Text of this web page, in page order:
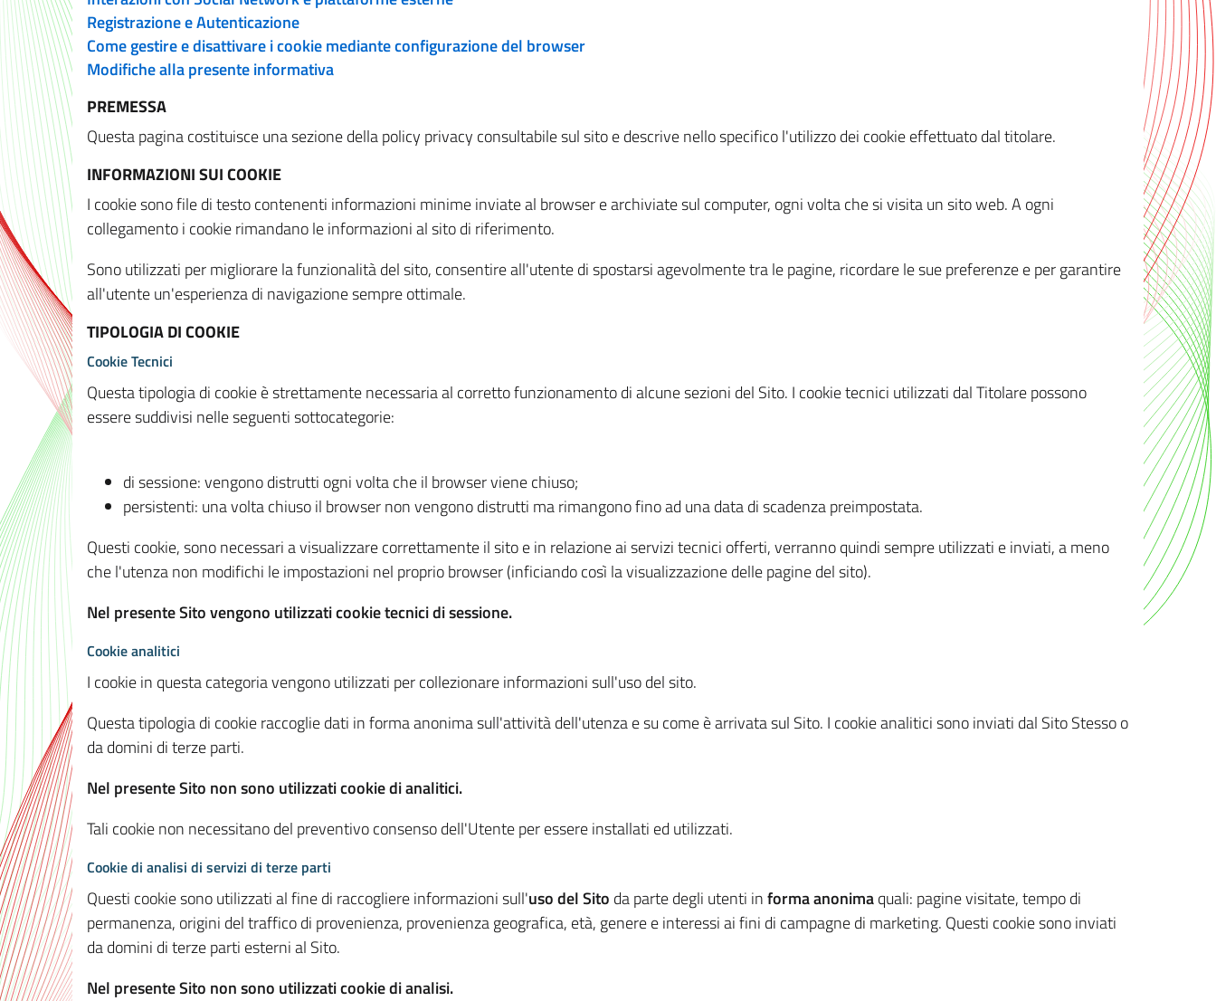
Registrazione e Autenticazione
Come gestire e disattivare i cookie mediante configurazione del browser
Modifiche alla presente informativa
PREMESSA
Questa pagina costituisce una sezione della policy privacy consultabile sul sito e descrive nello specifico l'utilizzo dei cookie effettuato dal titolare.
INFORMAZIONI SUI COOKIE
I cookie sono file di testo contenenti informazioni minime inviate al browser e archiviate sul computer, ogni volta che si visita un sito web. A ogni
collegamento i cookie rimandano le informazioni al sito di riferimento.
Sono utilizzati per migliorare la funzionalità del sito, consentire all'utente di spostarsi agevolmente tra le pagine, ricordare le sue preferenze e per garantire
all'utente un'esperienza di navigazione sempre ottimale.
TIPOLOGIA DI COOKIE
Cookie Tecnici
Questa tipologia di cookie è strettamente necessaria al corretto funzionamento di alcune sezioni del Sito. I cookie tecnici utilizzati dal Titolare possono
essere suddivisi nelle seguenti sottocategorie:
di sessione: vengono distrutti ogni volta che il browser viene chiuso;
persistenti: una volta chiuso il browser non vengono distrutti ma rimangono fino ad una data di scadenza preimpostata.
Questi cookie, sono necessari a visualizzare correttamente il sito e in relazione ai servizi tecnici offerti, verranno quindi sempre utilizzati e inviati, a meno
che l'utenza non modifichi le impostazioni nel proprio browser (inficiando così la visualizzazione delle pagine del sito).
Nel presente Sito vengono utilizzati cookie tecnici di sessione.
Cookie analitici
I cookie in questa categoria vengono utilizzati per collezionare informazioni sull'uso del sito.
Questa tipologia di cookie raccoglie dati in forma anonima sull'attività dell'utenza e su come è arrivata sul Sito. I cookie analitici sono inviati dal Sito Stesso o
da domini di terze parti.
Nel presente Sito non sono utilizzati cookie di analitici.
Tali cookie non necessitano del preventivo consenso dell'Utente per essere installati ed utilizzati.
Cookie di analisi di servizi di terze parti
Questi cookie sono utilizzati al fine di raccogliere informazioni sull'uso del Sito da parte degli utenti informa anonimaquali: pagine visitate, tempo di
permanenza, origini del traffico di provenienza, provenienza geografica, età, genere e interessi ai fini di campagne di marketing. Questi cookie sono inviati
da domini di terze parti esterni al Sito.
Nel presente Sito non sono utilizzati cookie di analisi.